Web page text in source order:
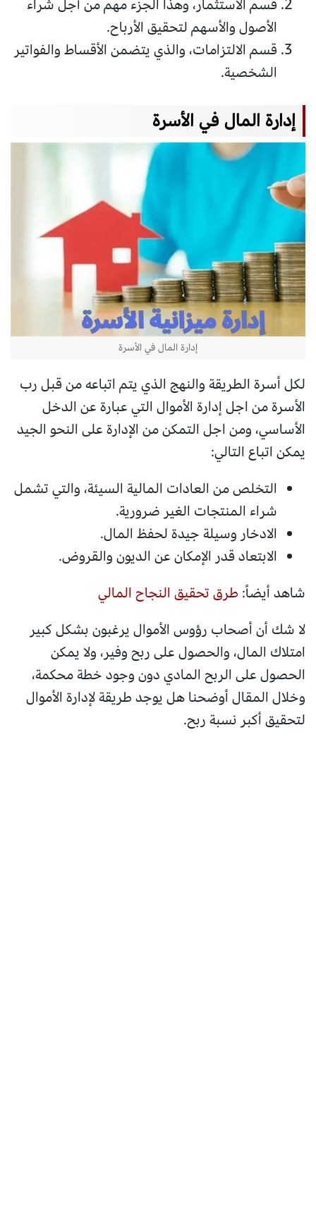
قسم الاستثمار، وهذا الجزء مهم من أجل شراء
الأصول والأسهم لتحقيق الأرباح.
قسم الالتزامات، والذي يتضمن الأقساط والفواتير
الشخصية.
إدارة المال في الأسرة
إدارة المال في الأسرة
لكل أسرة الطريقة والنهج الذي يتم اتباعه من قبل رب
الأسرة من اجل إدارة الأموال التي عبارة عن الدخل
الأساسي، ومن اجل التمكن من الإدارة على النحو الجيد
يمكن اتباع التالي:
التخلص من العادات المالية السيئة، والتي تشمل
شراء المنتجات الغير ضرورية.
الادخار وسيلة جيدة لحفظ المال.
الابتعاد قدر الإمكان عن الديون والقروض.
شاهد أيضاً: طرق تحقيق النجاح المالي
لا شك أن أصحاب رؤوس الأموال يرغبون بشكل كبير
امتلاك المال، والحصول على ربح وفير، ولا يمكن
الحصول على الربح المادي دون وجود خطة محكمة،
وخلال المقال أوضحنا هل يوجد طريقة لإدارة الأموال
لتحقيق أكبر نسبة ربح.